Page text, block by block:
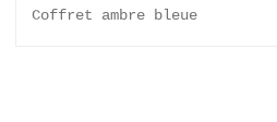
Coffret ambre bleue